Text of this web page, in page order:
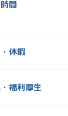
間
休暇
福利厚生